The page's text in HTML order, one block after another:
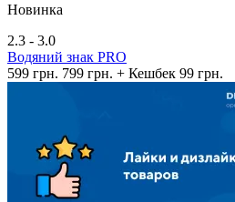
Новинка
2.3 - 3.0
Водяний знак PRO
599 грн. 799 грн. + Кешбек 99 грн.